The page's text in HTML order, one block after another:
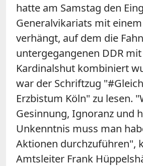
hatte am Samstag den
Generalvikariats mit
verhängt, auf dem die
untergegangenen DDR
Kardinalshut kombiniert
war der Schriftzug
Erzbistum Köln" zu lesen.
Gesinnung, Ignoranz und
Unkenntnis muss man
Aktionen durchzuführen",
Amtsleiter Frank